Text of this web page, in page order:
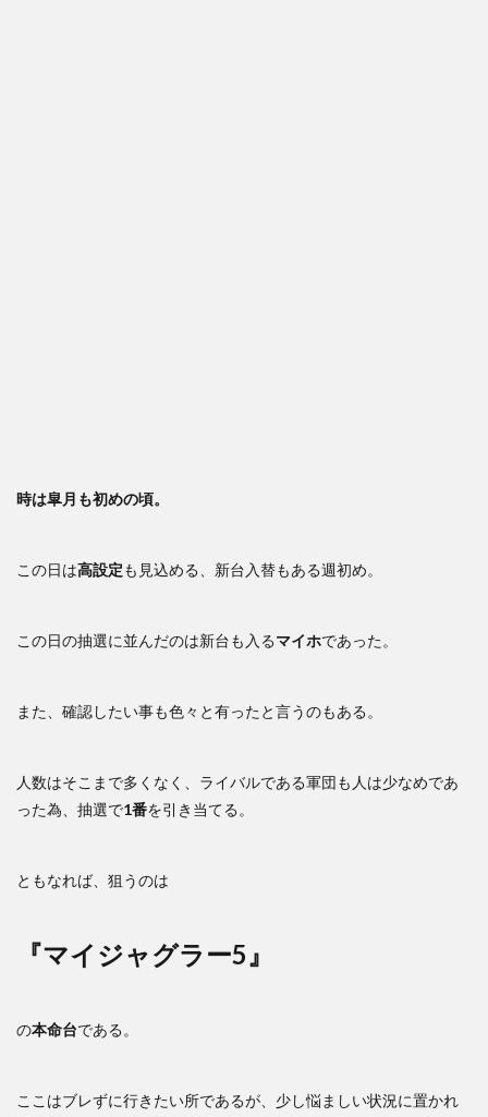
時は皐月も初めの頃。
この日は高設定も見込める、新台入替もある週初め。
この日の抽選に並んだのは新台も入るマイホであった。
また、確認したい事も色々と有ったと言うのもある。
人数はそこまで多くなく、ライバルである軍団も人は少なめであ
った為、抽選で1番を引き当てる。
ともなれば、狙うのは
『マイジャグラー5』
の本命台である。
ここはブレずに行きたい所であるが、少し悩ましい状況に置かれ